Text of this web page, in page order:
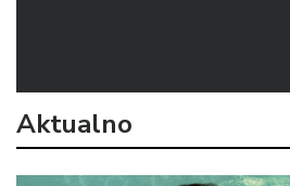
Aktualno